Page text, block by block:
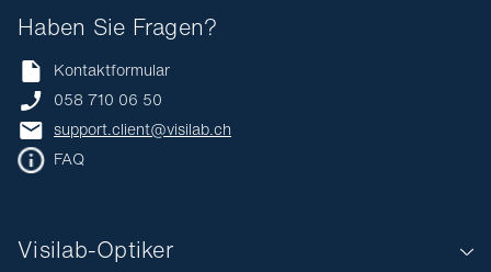
Visilab-Optiker
Haben Sie Fragen?
Kontaktformular
058 710 06 50
support.client@visilab.ch
FAQ